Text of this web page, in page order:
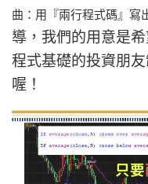
曲：用『兩行程式碼』寫
導，我們的用意是
程式基礎的投資朋
喔！